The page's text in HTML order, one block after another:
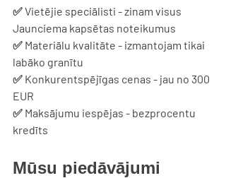
✅ Vietējie speciālisti - zinam visus
Jaunciema kapsētas noteikumus
✅ Materiālu kvalitāte - izmantojam tikai
labāko granītu
✅ Konkurentspējīgas cenas - jau no 300
EUR
✅ Maksājumu iespējas - bezprocentu
kredīts
Mūsu piedāvājumi